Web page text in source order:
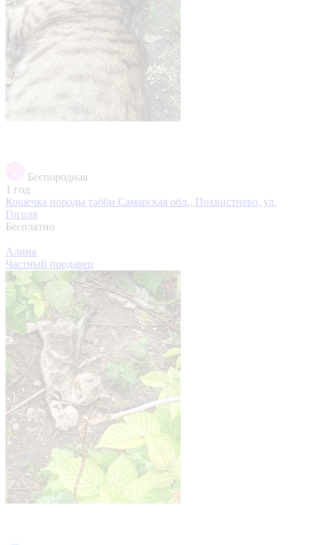
Беспородная
1 год
Кошечка породы табби Самарская обл., Похвистнево, ул.
Гоголя
Бесплатно
Алина
Частный продавец